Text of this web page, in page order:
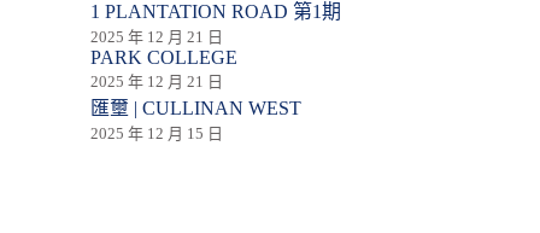
1 PLANTATION ROAD 第1期
2025 年 12 月 21 日
PARK COLLEGE
2025 年 12 月 21 日
匯壐 | CULLINAN WEST
2025 年 12 月 15 日